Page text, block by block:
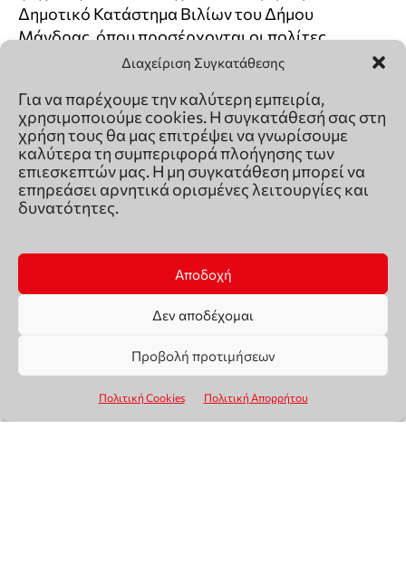
Διαχείριση Συγκατάθεσης
Για να παρέχουμε την καλύτερη εμπειρία,
χρησιμοποιούμε cookies. Η συγκατάθεσή σας στη
χρήση τους θα μας επιτρέψει να γνωρίσουμε
καλύτερα τη συμπεριφορά πλοήγησης των
επιεσκεπτών μας. Η μη συγκατάθεση μπορεί να
επηρεάσει αρνητικά ορισμένες λειτουργίες και
δυνατότητες.
Αποδοχή
Δεν αποδέχομαι
Προβολή προτιμήσεων
Πολιτική Cookies Πολιτική Απορρήτου